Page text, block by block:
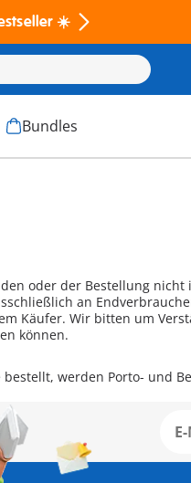
☀️
Bundles
oder der Bestellung
an
Käufer. Wir bitten um
können.
werden Porto- und